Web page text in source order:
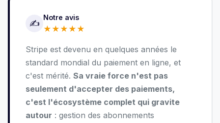
✍️
Notre avis
★ ★ ★ ★ ★
Stripe est devenu en quelques années le
standard mondial du paiement en ligne, et
c'est mérité. Sa vraie force n'est pas
seulement d'accepter des paiements,
c'est l'écosystème complet qui gravite
autour : gestion des abonnements